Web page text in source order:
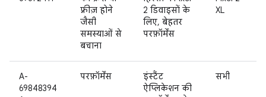
फ़्रीज़ होने
जैसी
समस्याओं से
बचाना
2 डिवाइसों के
लिए, बेहतर
परफ़ॉर्मेंस
XL
A-
69848394
परफ़ॉर्मेंस
इंस्टैंट
ऐप्लिकेशन की
सभी